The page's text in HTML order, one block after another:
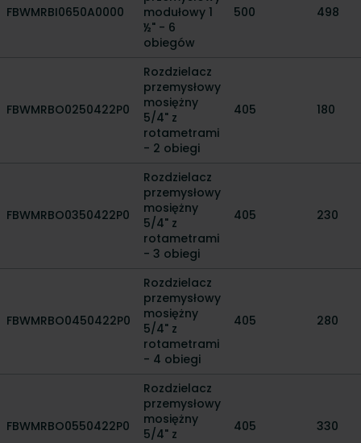
FBWMRBI0650A0000
modułowy 1
½" - 6
obiegów
500 498
FBWMRBO0250422P0
Rozdzielacz
przemysłowy
mosiężny
5/4" z
rotametrami
- 2 obiegi
405 180
FBWMRBO0350422P0
Rozdzielacz
przemysłowy
mosiężny
5/4" z
rotametrami
- 3 obiegi
405 230
FBWMRBO0450422P0
Rozdzielacz
przemysłowy
mosiężny
5/4" z
rotametrami
- 4 obiegi
405 280
FBWMRBO0550422P0
Rozdzielacz
przemysłowy
mosiężny
5/4" z
405 330